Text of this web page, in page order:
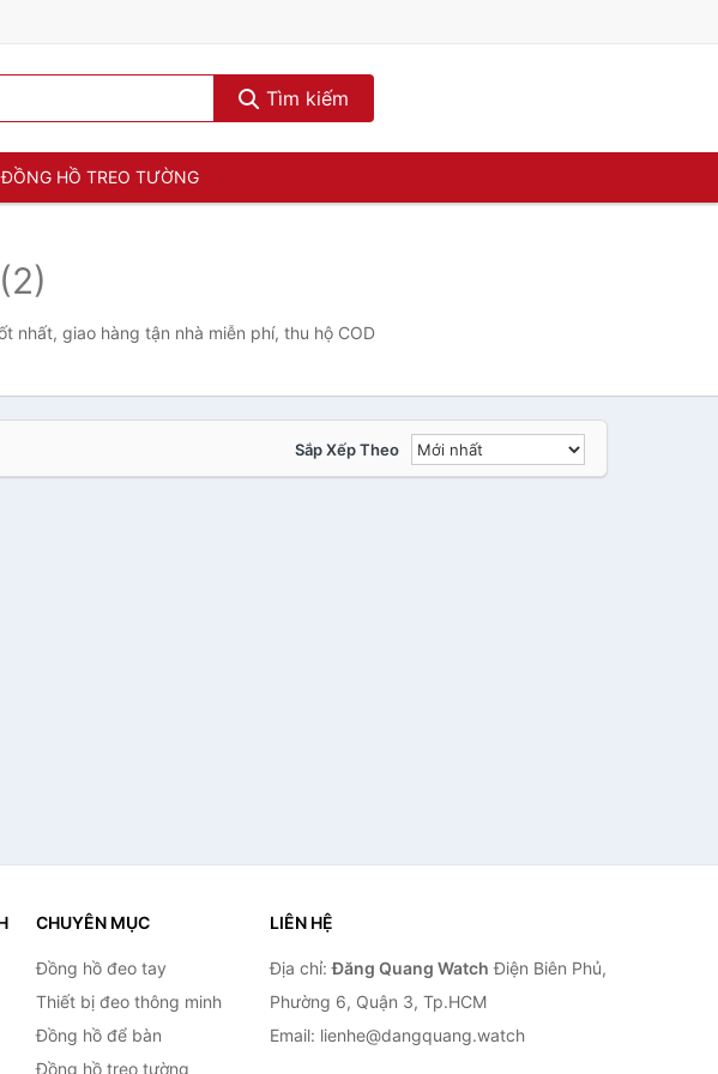
Tìm kiếm
ĐỒNG HỒ TREO TƯỜNG
(2)
nhất, giao hàng tận nhà miễn phí, thu hộ COD
Sắp Xếp Theo
CHUYÊN MỤC
Đồng hồ đeo tay
Thiết bị đeo thông minh
Đồng hồ để bàn
Đồng hồ treo tường
LIÊN HỆ
Địa chỉ:Đăng Quang Watch Điện Biên Phủ,
Phường 6, Quận 3, Tp.HCM
Email: lienhe@dangquang.watch